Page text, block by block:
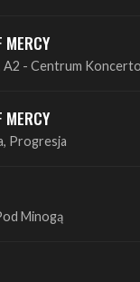
MERCY
A2 - Centrum
MERCY
Progresja
Minogą